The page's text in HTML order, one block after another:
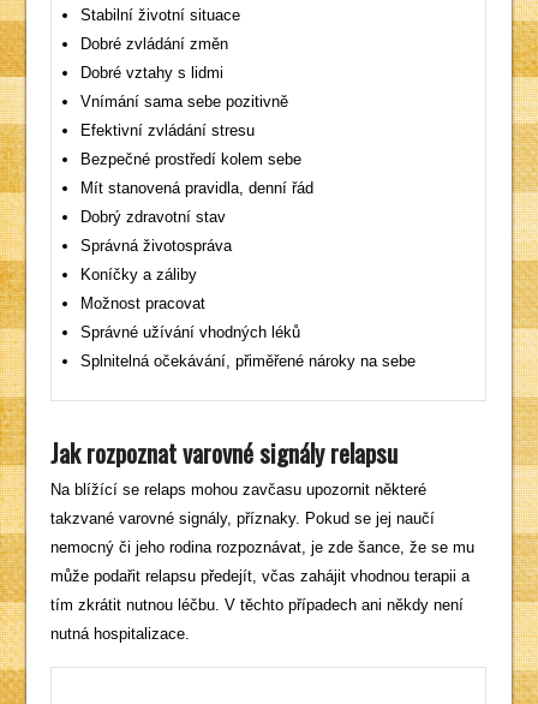
Stabilní životní situace
Dobré zvládání změn
Dobré vztahy s lidmi
Vnímání sama sebe pozitivně
Efektivní zvládání stresu
Bezpečné prostředí kolem sebe
Mít stanovená pravidla, denní řád
Dobrý zdravotní stav
Správná životospráva
Koníčky a záliby
Možnost pracovat
Správné užívání vhodných léků
Splnitelná očekávání, přiměřené nároky na sebe
Jak rozpoznat varovné signály relapsu
Na blížící se relaps mohou zavčasu upozornit některé
takzvané varovné signály, příznaky. Pokud se jej naučí
nemocný či jeho rodina rozpoznávat, je zde šance, že se mu
může podařit relapsu předejít, včas zahájit vhodnou terapii a
tím zkrátit nutnou léčbu. V těchto případech ani někdy není
nutná hospitalizace.